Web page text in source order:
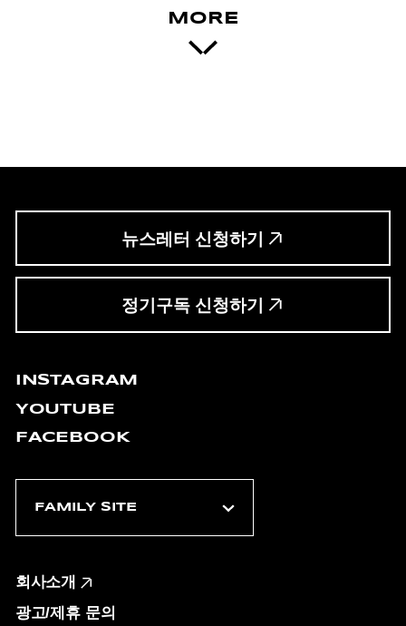
MORE
뉴스레터 신청하기
정기구독 신청하기
INSTAGRAM
YOUTUBE
FACEBOOK
회사소개
광고/제휴 문의